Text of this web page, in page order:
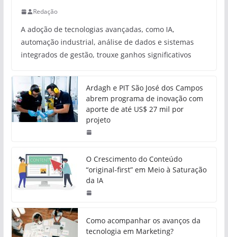
Redação
A adoção de tecnologias avançadas, como IA,
automação industrial, análise de dados e sistemas
integrados de gestão, trouxe ganhos significativos
Ardagh e PIT São José dos Campos
abrem programa de inovação com
aporte de até US$ 27 mil por
projeto
O Crescimento do Conteúdo
“original-first” em Meio à Saturação
da IA
Como acompanhar os avanços da
tecnologia em Marketing?